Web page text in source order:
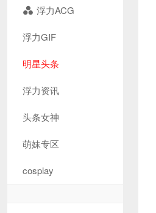
浮力ACG
浮力GIF
明星头条
浮力资讯
头条女神
萌妹专区
cosplay